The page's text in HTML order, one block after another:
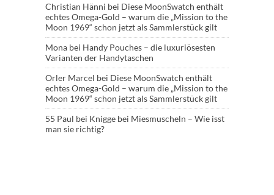
Christian Hänni bei Diese MoonSwatch enthält
echtes Omega-Gold – warum die „Mission to the
Moon 1969“ schon jetzt als Sammlerstück gilt
Mona bei Handy Pouches – die luxuriösesten
Varianten der Handytaschen
Orler Marcel bei Diese MoonSwatch enthält
echtes Omega-Gold – warum die „Mission to the
Moon 1969“ schon jetzt als Sammlerstück gilt
55 Paul bei Knigge bei Miesmuscheln – Wie isst
man sie richtig?